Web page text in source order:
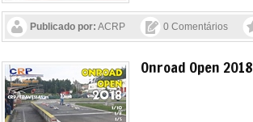
Publicado por: ACRP 0 Comentários
Onroad Open 2018